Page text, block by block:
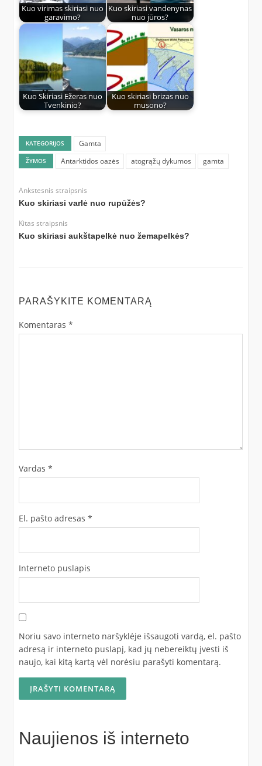
Kuo virimas skiriasi nuo
garavimo?
Kuo skiriasi vandenynas
nuo jūros?
Kuo Skiriasi Ežeras nuo
Tvenkinio?
Kuo skiriasi brizas nuo
musono?
KATEGORIJOS Gamta
ŽYMOS Antarktidos oazės atogrąžų dykumos gamta
Ankstesnis straipsnis
Kuo skiriasi varlė nuo rupūžės?
Kitas straipsnis
Kuo skiriasi aukštapelkė nuo žemapelkės?
PARAŠYKITE KOMENTARĄ
Komentaras *
Vardas *
El. pašto adresas *
Interneto puslapis
Noriu savo interneto naršyklėje išsaugoti vardą, el. pašto
adresą ir interneto puslapį, kad jų nebereiktų įvesti iš
naujo, kai kitą kartą vėl norėsiu parašyti komentarą.
Naujienos iš interneto